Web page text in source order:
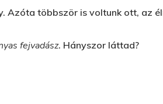
Azóta többször is voltunk ott, az
fejvadász. Hányszor láttad?